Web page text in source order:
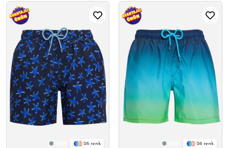
26 26